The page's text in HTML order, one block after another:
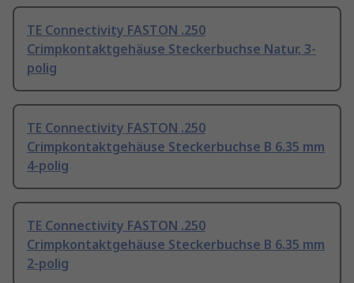
TE Connectivity FASTON .250
Crimpkontaktgehäuse Steckerbuchse Natur, 3-
polig
TE Connectivity FASTON .250
Crimpkontaktgehäuse Steckerbuchse B 6.35 mm
4-polig
TE Connectivity FASTON .250
Crimpkontaktgehäuse Steckerbuchse B 6.35 mm
2-polig